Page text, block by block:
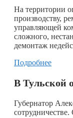
На территории
производству,
управляющей
сложного,
демонтаж
Подробнее
В Тульской
Губернатор